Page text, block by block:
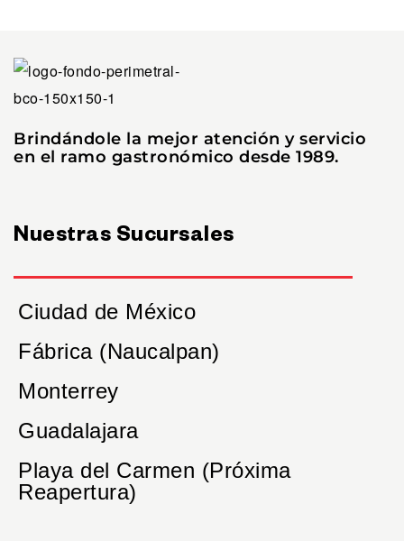
Brindándole la mejor atención y servicio
en el ramo gastronómico desde 1989.
Nuestras Sucursales
Ciudad de México
Fábrica (Naucalpan)
Monterrey
Guadalajara
Playa del Carmen (Próxima
Reapertura)